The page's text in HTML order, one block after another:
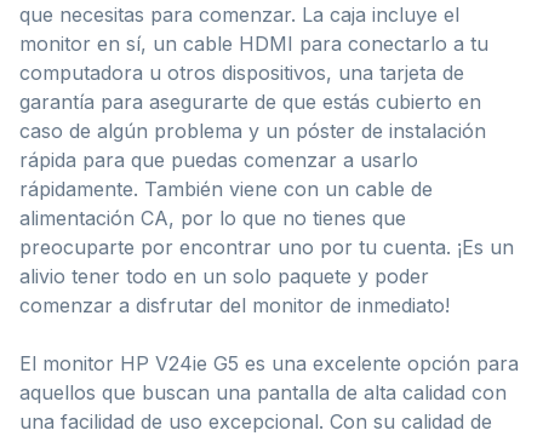
que necesitas para comenzar. La caja incluye el
monitor en sí, un cable HDMI para conectarlo a tu
computadora u otros dispositivos, una tarjeta de
garantía para asegurarte de que estás cubierto en
caso de algún problema y un póster de instalación
rápida para que puedas comenzar a usarlo
rápidamente. También viene con un cable de
alimentación CA, por lo que no tienes que
preocuparte por encontrar uno por tu cuenta. ¡Es un
alivio tener todo en un solo paquete y poder
comenzar a disfrutar del monitor de inmediato!
El monitor HP V24ie G5 es una excelente opción para
aquellos que buscan una pantalla de alta calidad con
una facilidad de uso excepcional. Con su calidad de